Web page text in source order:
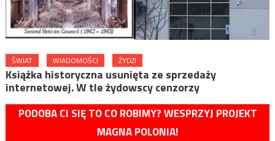
ŚWIAT WIADOMOŚCI ŻYDZI
Książka historyczna usunięta ze sprzedaży
internetowej. W tle żydowscy cenzorzy
PODOBA CI SIĘ TO CO ROBIMY? WESPRZYJ PROJEKT
MAGNA POLONIA!